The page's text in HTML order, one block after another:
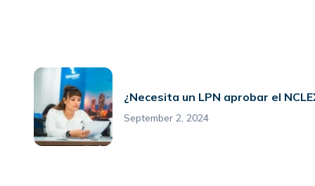
¿Necesita un LPN aprobar el
September 2, 2024